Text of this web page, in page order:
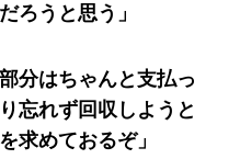
ろうと思う」
分はちゃんと支払っ
忘れず回収しようと
求めておるぞ」